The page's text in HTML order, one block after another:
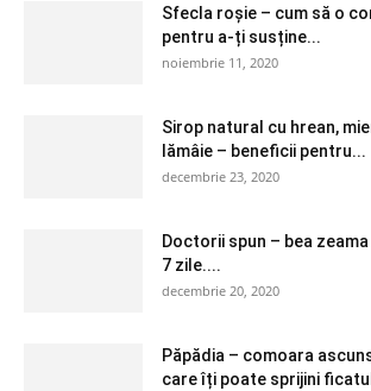
Sfecla roșie – cum să o
pentru a-ți susține...
noiembrie 11, 2020
Sirop natural cu hrean,
lămâie – beneficii pentru...
decembrie 23, 2020
Doctorii spun – bea
7 zile....
decembrie 20, 2020
Păpădia – comoara
care îți poate sprijini